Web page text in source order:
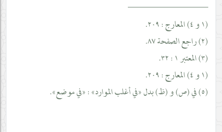
__________________
(١ و ٤) المعارج : ٢٠٩.
(٢) راجع الصفحة ٨٧.
(٣) المعتبر ١ : ٣٢.
(١ و ٤) المعارج : ٢٠٩.
(٥) في (ص) و (ظ) بدل «في أغلب الموارد» : «في موضع».